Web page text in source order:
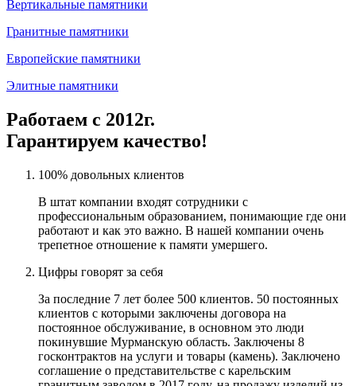
Вертикальные памятники
Гранитные памятники
Европейские памятники
Элитные памятники
Работаем с 2012г.
Гарантируем качество!
100% довольных клиентов
В штат компании входят сотрудники с
профессиональным образованием, понимающие где они
работают и как это важно. В нашей компании очень
трепетное отношение к памяти умершего.
Цифры говорят за себя
За последние 7 лет более 500 клиентов. 50 постоянных
клиентов с которыми заключены договора на
постоянное обслуживание, в основном это люди
покинувшие Мурманскую область. Заключены 8
госконтрактов на услуги и товары (камень). Заключено
соглашение о представительстве с карельским